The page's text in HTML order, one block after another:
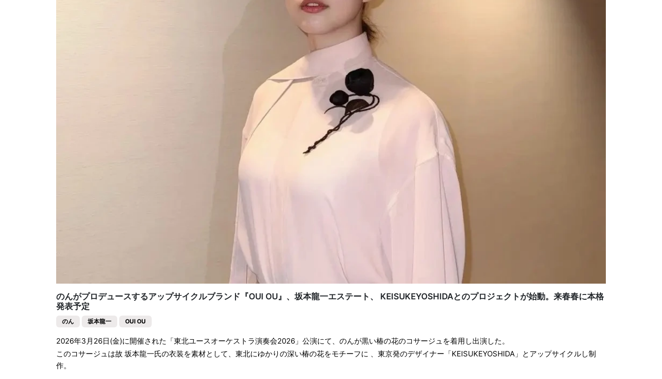
のんがプロデュースするアップサイクルブランド『OUI OU』、坂本龍一エステート、 KEISUKEYOSHIDAとのプロジェクトが始動。来春春に本格
発表予定
のん 坂本龍一 OUI OU
2026年3月26日(金)に開催された「東北ユースオーケストラ演奏会2026」公演にて、のんが黒い椿の花のコサージュを着用し出演した。
このコサージュは故 坂本龍一氏の衣装を素材として、東北にゆかりの深い椿の花をモチーフに 、東京発のデザイナー「KEISUKEYOSHIDA」とアップサイクルし制
作。